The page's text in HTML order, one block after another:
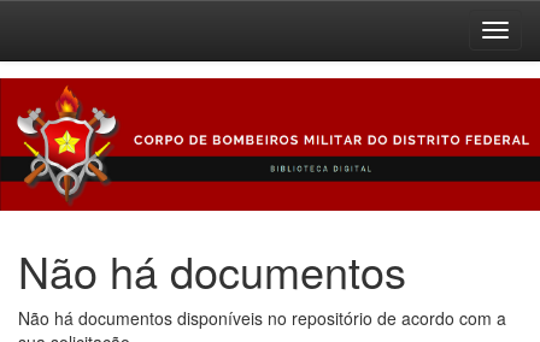
navigation
Não há documentos
Não há documentos disponíveis no repositório de acordo com a